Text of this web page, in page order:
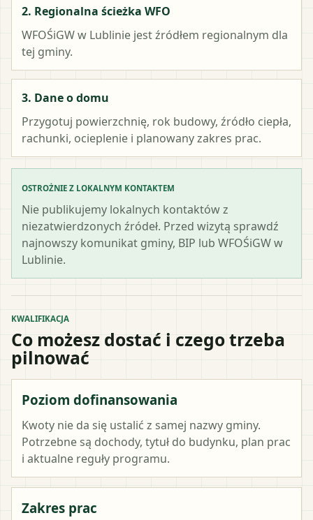
2. Regionalna ścieżka WFO
WFOŚiGW w Lublinie jest źródłem regionalnym dla
tej gminy.
3. Dane o domu
Przygotuj powierzchnię, rok budowy, źródło ciepła,
rachunki, ocieplenie i planowany zakres prac.
OSTROŻNIE Z LOKALNYM KONTAKTEM
Nie publikujemy lokalnych kontaktów z
niezatwierdzonych źródeł. Przed wizytą sprawdź
najnowszy komunikat gminy, BIP lub WFOŚiGW w
Lublinie.
KWALIFIKACJA
Co możesz dostać i czego trzeba
pilnować
Poziom dofinansowania
Kwoty nie da się ustalić z samej nazwy gminy.
Potrzebne są dochody, tytuł do budynku, plan prac
i aktualne reguły programu.
Zakres prac